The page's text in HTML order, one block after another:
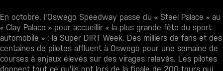
En octobre, l'Oswego Speedway passe du « Steel Palace » au
« Clay Palace » pour accueillir « la plus grande fête du sport
automobile » : la Super DIRT Week. Des milliers de fans et des
centaines de pilotes affluent à Oswego pour une semaine de
courses à enjeux élevés sur des virages relevés. Les pilotes